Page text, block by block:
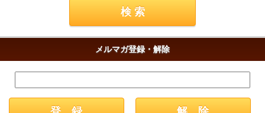
メルマガ登録・解除